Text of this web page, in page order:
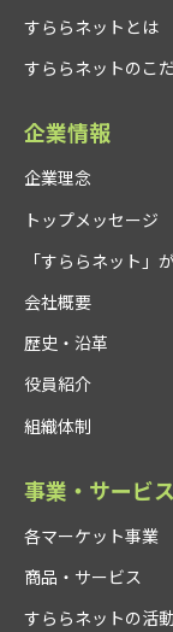
すららネットとは
すららネットのこ
企業情報
企業理念
トップメッセージ
「すららネット」
会社概要
歴史・沿革
役員紹介
組織体制
事業・サービ
各マーケット事業
商品・サービス
すららネットの活